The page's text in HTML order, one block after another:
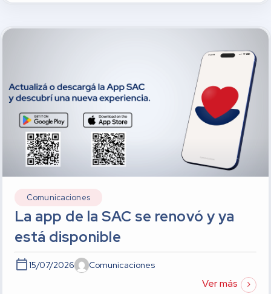
Comunicaciones
La app de la SAC se renovó y ya
está disponible
15/07/2026 Comunicaciones
Ver más